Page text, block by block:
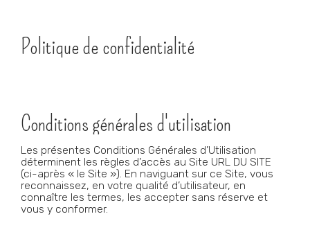
Politique de confidentialité
Conditions générales d'utilisation
Les présentes Conditions Générales d’Utilisation
déterminent les règles d’accès au Site URL DU SITE
(ci-après « le Site »). En naviguant sur ce Site, vous
reconnaissez, en votre qualité d’utilisateur, en
connaître les termes, les accepter sans réserve et
vous y conformer.